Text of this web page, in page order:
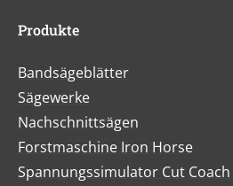
Produkte
Bandsägeblätter
Sägewerke
Nachschnittsägen
Forstmaschine Iron Horse
Spannungssimulator Cut Coach